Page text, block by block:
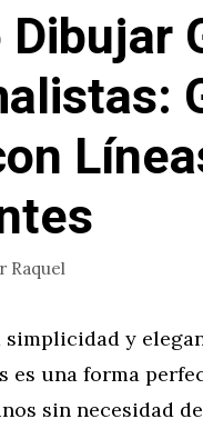
Raquel
simplicidad y
es una forma
sin necesidad